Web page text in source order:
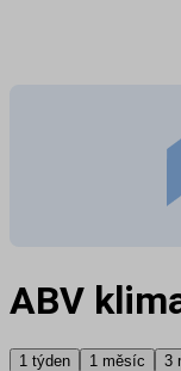
ABV
1 týden 1 měsíc 3